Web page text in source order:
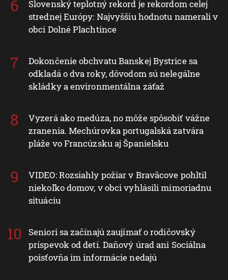
Slovenský teplotný rekord je rekordom celej
strednej Európy: Najvyššiu hodnotu namerali v
obci Dolné Plachtince
Dokončenie obchvatu Banskej Bystrice sa
odkladá o dva roky, dôvodom sú nelegálne
skládky a environmentálna záťaž
Vyzerá ako medúza, no môže spôsobiť vážne
zranenia. Mechúrovka portugalská zatvára
pláže vo Francúzsku aj Španielsku
VIDEO: Rozsiahly požiar v Braväcove pohltil
niekoľko domov, v obci vyhlásili mimoriadnu
situáciu
Seniori sa začínajú zaujímať o rodičovský
príspevok od detí. Daňový úrad ani Sociálna
poisťovňa im informácie nedajú